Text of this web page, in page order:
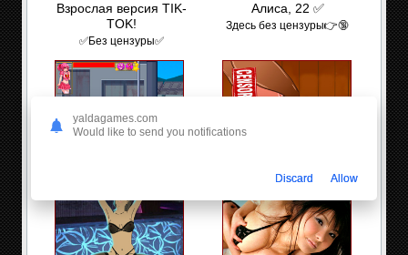
Взрослая версия TIK-
TOK!
✅Без цензуры✅
Алиса, 22 ✅
Здесь без цензуры👉🔞
Разговоры в сауне
yaldagames.com
Would like to send you notifications
Discard Allow